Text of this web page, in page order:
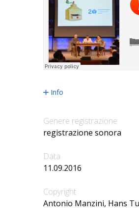
Info
Genere registrazione
registrazione sonora
Data
11.09.2016
Copyright
Antonio Manzini, Hans